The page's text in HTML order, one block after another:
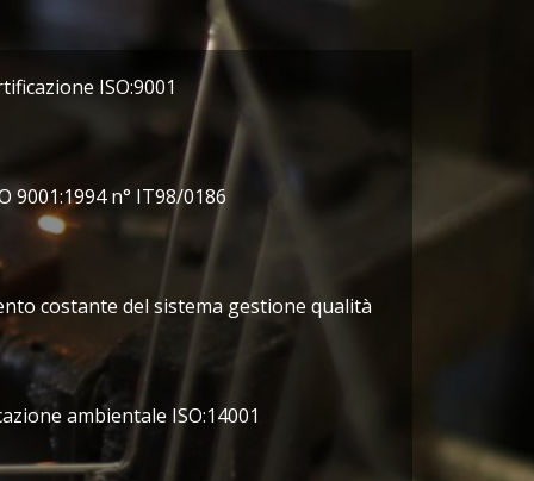
ISO:9001
9001:1994 n° IT98/0186
costante del sistema gestione qualità
ambientale ISO:14001